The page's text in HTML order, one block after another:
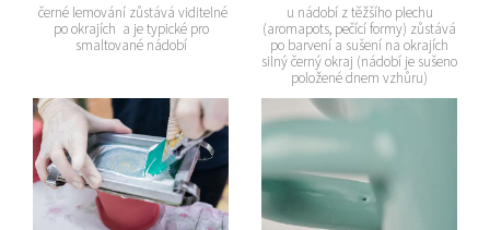
černé lemování zůstává viditelné
po okrajích a je typické pro
smaltované nádobí
u nádobí z těžšího plechu
(aromapots, pečící formy) zůstává
po barvení a sušení na okrajích
silný černý okraj (nádobí je sušeno
položené dnem vzhůru)